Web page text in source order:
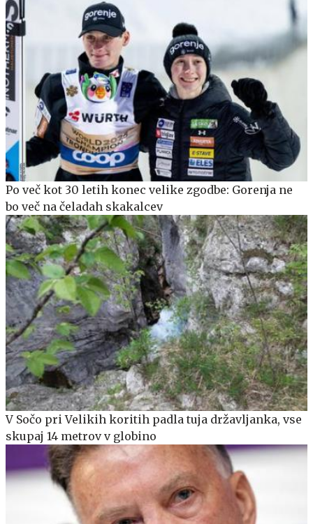
Po več kot 30 letih konec velike zgodbe: Gorenja ne
bo več na čeladah skakalcev
V Sočo pri Velikih koritih padla tuja državljanka, vse
skupaj 14 metrov v globino